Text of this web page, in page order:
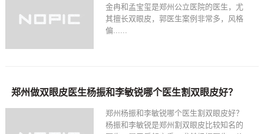
金冉和孟宝玺是郑州公立医院的医生，尤
其擅长双眼皮，郭医生案例非常多，风格
偏......
郑州做双眼皮医生杨振和李敏锐哪个医生割双眼皮好？
郑州杨振和李敏锐哪个医生割双眼皮好？
杨振和李敏锐是郑州割双眼皮比较知名的